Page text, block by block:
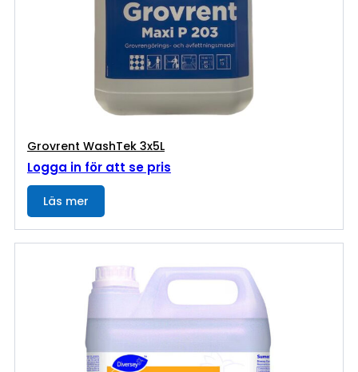
Grovrent WashTek 3x5L
Logga in för att se pris
Läs mer